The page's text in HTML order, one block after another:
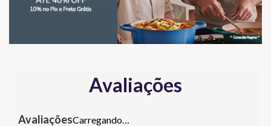
Avaliações
Carregando…